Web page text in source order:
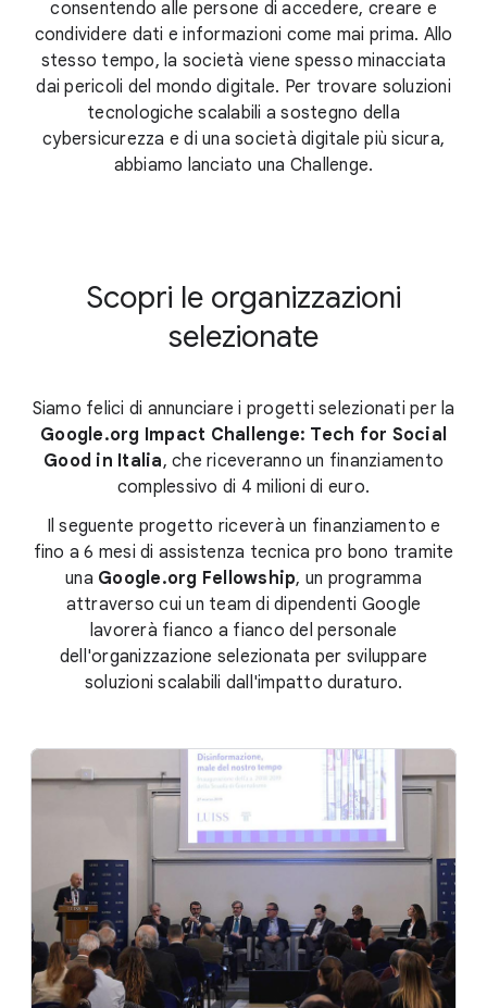
consentendo alle persone di accedere, creare e
condividere dati e informazioni come mai prima. Allo
stesso tempo, la società viene spesso minacciata
dai pericoli del mondo digitale. Per trovare soluzioni
tecnologiche scalabili a sostegno della
cybersicurezza e di una società digitale più sicura,
abbiamo lanciato una Challenge.
Scopri le organizzazioni
selezionate
Siamo felici di annunciare i progetti selezionati per la
Google.org Impact Challenge: Tech for Social
Good in Italia, che riceveranno un finanziamento
complessivo di 4 milioni di euro.
Il seguente progetto riceverà un finanziamento e
fino a 6 mesi di assistenza tecnica pro bono tramite
una Google.org Fellowship, un programma
attraverso cui un team di dipendenti Google
lavorerà fianco a fianco del personale
dell'organizzazione selezionata per sviluppare
soluzioni scalabili dall'impatto duraturo.